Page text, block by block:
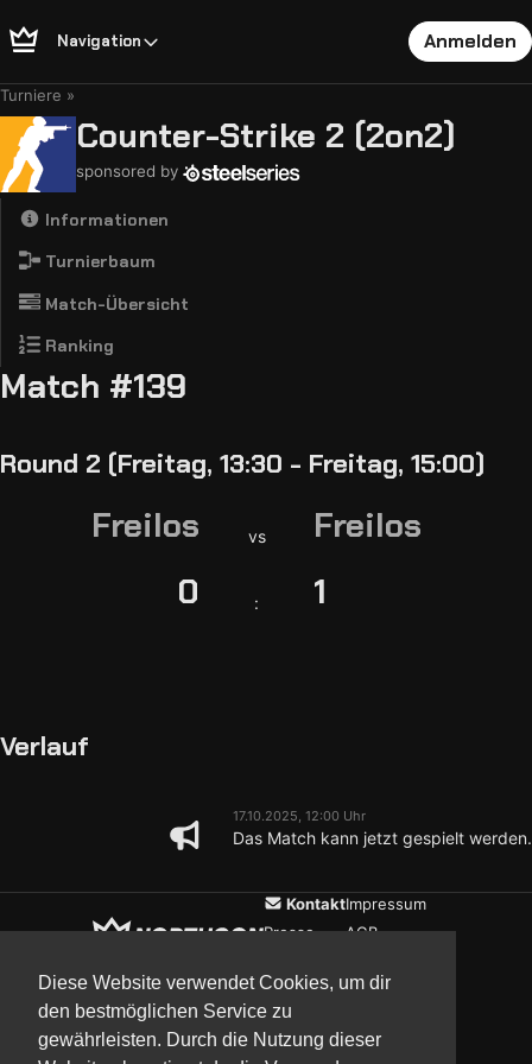
Diese Website verwendet Cookies, um dir
den bestmöglichen Service zu
gewährleisten. Durch die Nutzung dieser
Navigation Anmelden
Turniere
Counter-Strike 2 (2on2)
sponsored by
Informationen
Turnierbaum
Match-Übersicht
Ranking
Match #139
Round 2 (Freitag, 13:30 - Freitag, 15:00)
Freilos vs
Freilos
0
: 1
Verlauf
17.10.2025, 12:00 Uhr
Das Match kann jetzt gespielt werden.
Kontakt
Presse
Impressum
AGB
UpdatesCommunityMedia